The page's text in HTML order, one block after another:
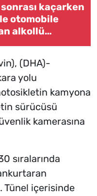
sonrası kaçarken
otomobile
alkollü
gözaltı
(DHA)-
yolu
kamyona
sürücüsü
kamerasına
sıralarında
Tünel içerisinde